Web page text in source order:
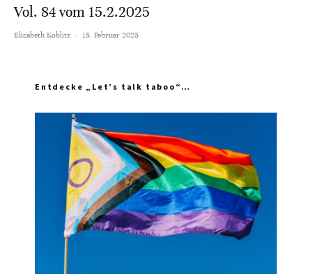
Vol. 84 vom 15.2.2025
Elisabeth Koblitz · 15. Februar 2025
Entdecke „Let’s talk taboo“…